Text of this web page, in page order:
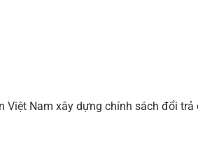
Nam xây dựng chính sách đổi